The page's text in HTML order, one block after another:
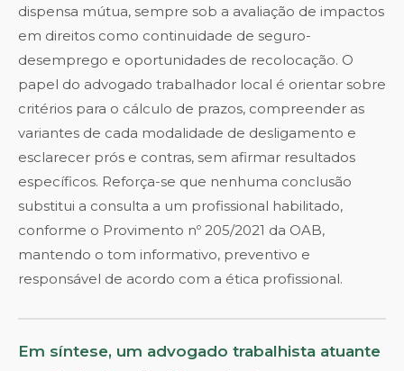
dispensa mútua, sempre sob a avaliação de impactos
em direitos como continuidade de seguro-
desemprego e oportunidades de recolocação. O
papel do advogado trabalhador local é orientar sobre
critérios para o cálculo de prazos, compreender as
variantes de cada modalidade de desligamento e
esclarecer prós e contras, sem afirmar resultados
específicos. Reforça-se que nenhuma conclusão
substitui a consulta a um profissional habilitado,
conforme o Provimento nº 205/2021 da OAB,
mantendo o tom informativo, preventivo e
responsável de acordo com a ética profissional.
Em síntese, um advogado trabalhista atuante